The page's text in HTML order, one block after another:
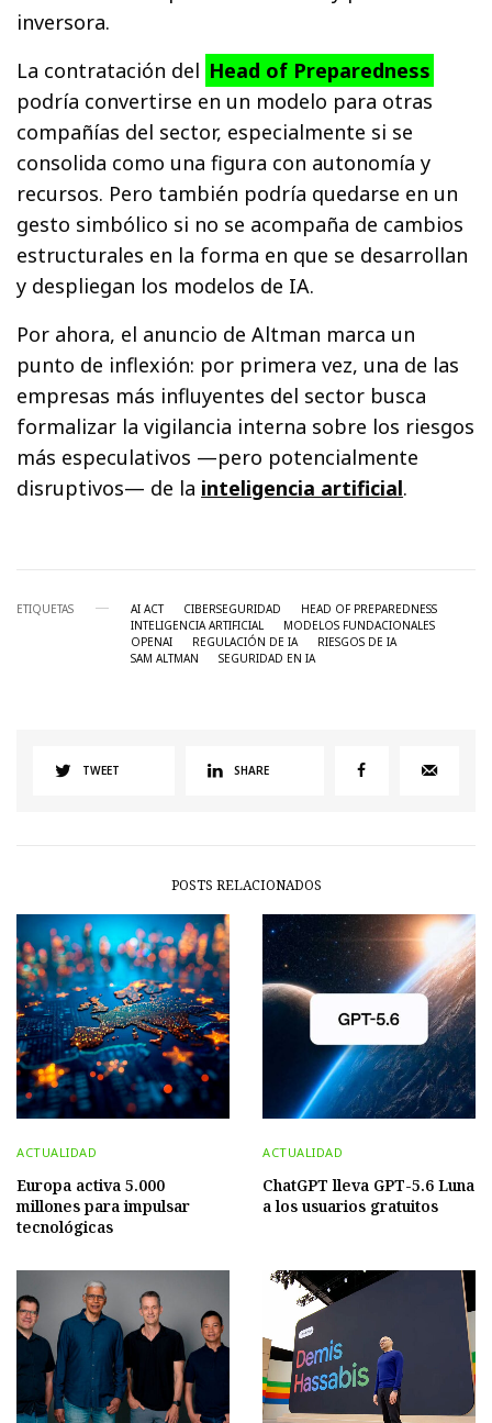
inversora.
La contratación del Head of Preparedness
podría convertirse en un modelo para otras
compañías del sector, especialmente si se
consolida como una figura con autonomía y
recursos. Pero también podría quedarse en un
gesto simbólico si no se acompaña de cambios
estructurales en la forma en que se desarrollan
y despliegan los modelos de IA.
Por ahora, el anuncio de Altman marca un
punto de inflexión: por primera vez, una de las
empresas más influyentes del sector busca
formalizar la vigilancia interna sobre los riesgos
más especulativos —pero potencialmente
disruptivos— de la inteligencia artificial.
ETIQUETAS AI ACT CIBERSEGURIDAD
HEAD OF PREPAREDNESS
INTELIGENCIA ARTIFICIAL
MODELOS FUNDACIONALES
OPENAI
REGULACIÓN DE IA
RIESGOS DE IA
SAM ALTMAN
SEGURIDAD EN IA
TWEET SHARE
POSTS RELACIONADOS
ACTUALIDAD
Europa activa 5.000
millones para impulsar
tecnológicas
ACTUALIDAD
ChatGPT lleva GPT-5.6 Luna
a los usuarios gratuitos